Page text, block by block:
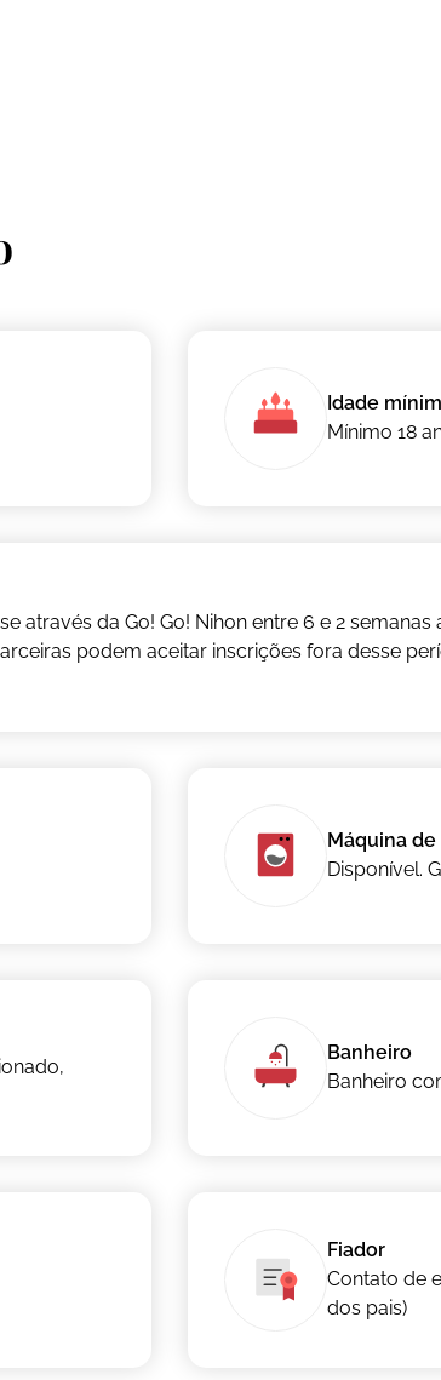
Idade
Mínimo 18
através da Go! Go! Nihon entre 6 e 2
podem aceitar inscrições fora desse
Máquina
Disponível.
Banheiro
Banheiro
Fiador
Contato de
dos pais)